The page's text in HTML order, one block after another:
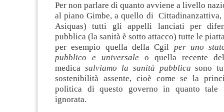
Per non parlare di quanto avviene a livello
al piano Gimbe, a quello di Cittadinanzattiva,
Asiquas) tutti gli appelli lanciati per
pubblica (la sanità è sotto attacco) tutte le
per esempio quella della Cgil per uno
pubblico e universale o quella recente
medica salviamo la sanità pubblicasono
sostenibilità assente, cioè come se la
politica di questo governo in quanto tale
ignorata.